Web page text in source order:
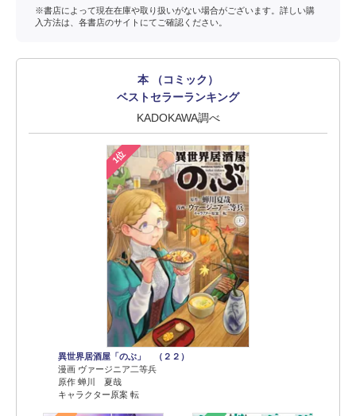
※書店によって現在在庫や取り扱いがない場合がございます。詳しい購
入方法は、各書店のサイトにてご確認ください。
本 （コミック）
ベストセラーランキング
KADOKAWA調べ
1位
異世界居酒屋「のぶ」 （２２）
漫画 ヴァージニア二等兵
原作 蝉川 夏哉
キャラクター原案 転